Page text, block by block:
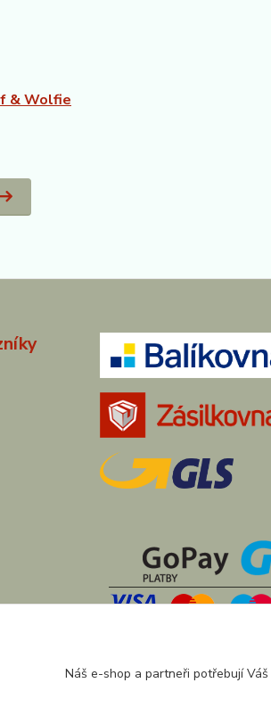
& Wolfie
Náš e-shop a partneři potřebují Váš